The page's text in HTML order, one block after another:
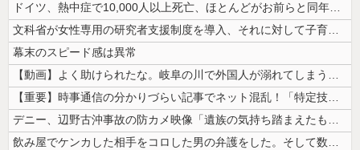
ドイツ、熱中症で10,000人以上死亡、ほとんどがお前らと同年代で若者...
文科省が女性専用の研究者支援制度を導入、それに対して子育て負担に苦しむ...
幕末のスピード感は異常
【動画】よく助けられたな。岐阜の川で外国人が溺れてしまう事故。
【重要】時事通信の分かりづらい記事でネット混乱！「特定技能2号に5年枠...
デニー、辺野古沖事故の防カメ映像「遺族の気持ち踏まえたものかくみ取り切...
飲み屋でケンカした相手をコロした男の弁護をした。そして数年後、因果応報...